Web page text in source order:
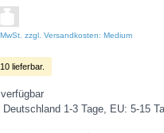
zzgl. Versandkosten: Medium
lieferbar.
Deutschland 1-3 Tage, EU: 5-15